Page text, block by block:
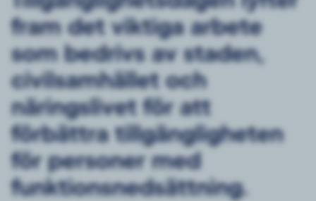
fram det viktiga arbete
som bedrivs av staden,
civilsamhället och
näringslivet för att
förbättra tillgängligheten
för personer med
funktionsnedsättning.